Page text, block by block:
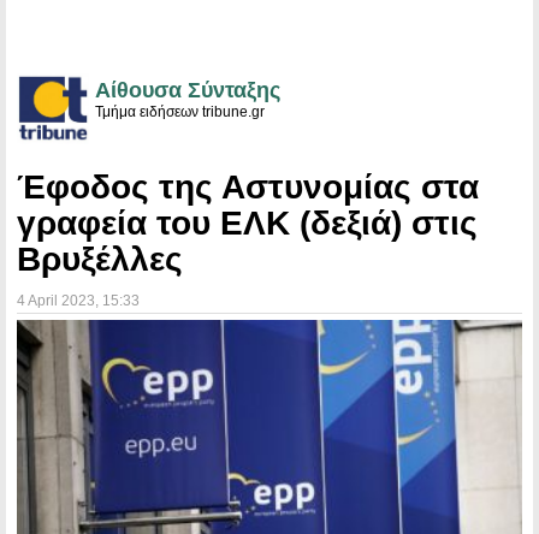
Αίθουσα Σύνταξης
Τμήμα ειδήσεων tribune.gr
Έφοδος της Αστυνομίας στα
γραφεία του ΕΛΚ (δεξιά) στις
Βρυξέλλες
4 April 2023 , 15:33